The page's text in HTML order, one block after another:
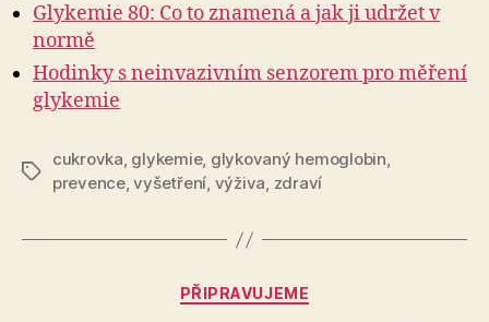
Glykemie 80: Co to znamená a jak ji udržet v
normě
Hodinky s neinvazivním senzorem pro měření
glykemie
Štítky
cukrovka, glykemie, glykovaný hemoglobin,
prevence,vyšetření, výživa, zdraví
Rubriky
PŘIPRAVUJEME